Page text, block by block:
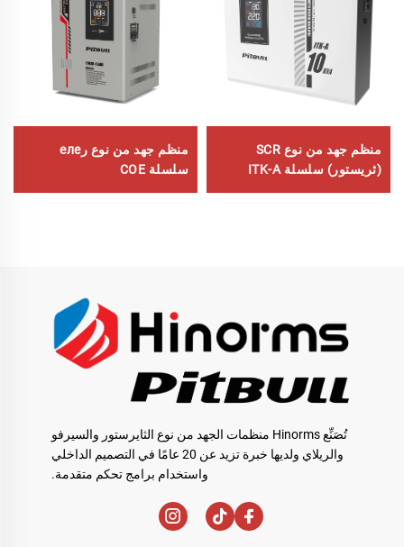
منظم جهد من نوع SCR
(ثريستور) سلسلة ITK-A
منظم جهد من نوع رеле
سلسلة COE
تُصَنِّع Hinorms منظمات الجهد من نوع الثايرستور والسيرفو
والريلاي ولديها خبرة تزيد عن 20 عامًا في التصميم الداخلي
واستخدام برامج تحكم متقدمة.